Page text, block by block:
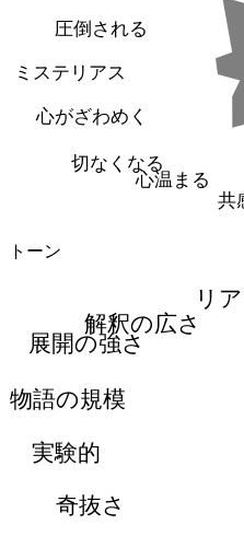
共
心温まる
切なくなる
心がざわめく
ミステリアス
圧倒される
トーン
リ
奇抜さ
実験的
物語の規模
展開の強さ
解釈の広さ